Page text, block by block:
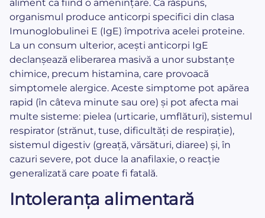
aliment ca fiind o amenințare. Ca răspuns,
organismul produce anticorpi specifici din clasa
Imunoglobulinei E (IgE) împotriva acelei proteine.
La un consum ulterior, acești anticorpi IgE
declanșează eliberarea masivă a unor substanțe
chimice, precum histamina, care provoacă
simptomele alergice. Aceste simptome pot apărea
rapid (în câteva minute sau ore) și pot afecta mai
multe sisteme: pielea (urticarie, umflături), sistemul
respirator (strănut, tuse, dificultăți de respirație),
sistemul digestiv (greață, vărsături, diaree) și, în
cazuri severe, pot duce la anafilaxie, o reacție
generalizată care poate fi fatală.
Intoleranța alimentară